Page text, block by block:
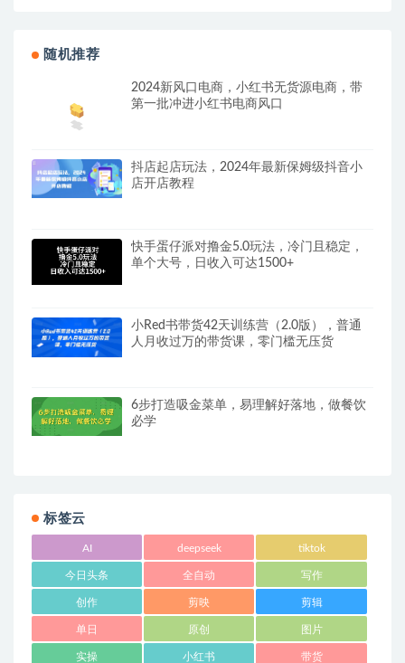
随机推荐
2024新风口电商，小红书无货源电商，带
第一批冲进小红书电商风口
抖店起店玩法，2024年最新保姆级抖音小
店开店教程
快手蛋仔派对撸金5.0玩法，冷门且稳定，
单个大号，日收入可达1500+
小Red书带货42天训练营（2.0版），普通
人月收过万的带货课，零门槛无压货
6步打造吸金菜单，易理解好落地，做餐饮
必学
标签云
AI deepseek tiktok
今日头条 全自动 写作
创作 剪映 剪辑
单日 原创 图片
实操 小红书 带货